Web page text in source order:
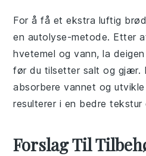
For å få et ekstra luftig brød
en autolyse-metode. Etter
hvetemel ogvann, la
før du tilsetter salt og gjær.
absorbere vannet og
resulterer i en bedre tekstur
Forslag Til